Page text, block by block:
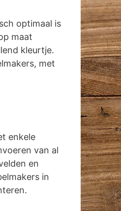
optimaal is
maat
kleurtje.
met
enkele
van al
en
in